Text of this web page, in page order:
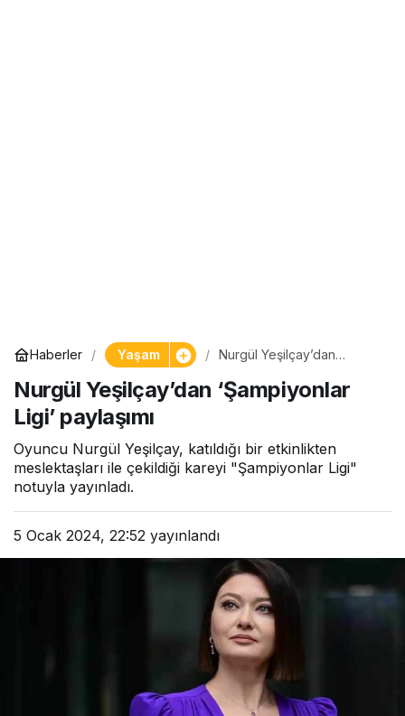
Haberler Yaşam
Nurgül Yeşilçay’dan
Nurgül Yeşilçay’dan ‘Şampiyonlar
Ligi’ paylaşımı
Oyuncu Nurgül Yeşilçay, katıldığı bir etkinlikten
meslektaşları ile çekildiği kareyi "Şampiyonlar Ligi"
notuyla yayınladı.
5 Ocak 2024, 22:52 yayınlandı